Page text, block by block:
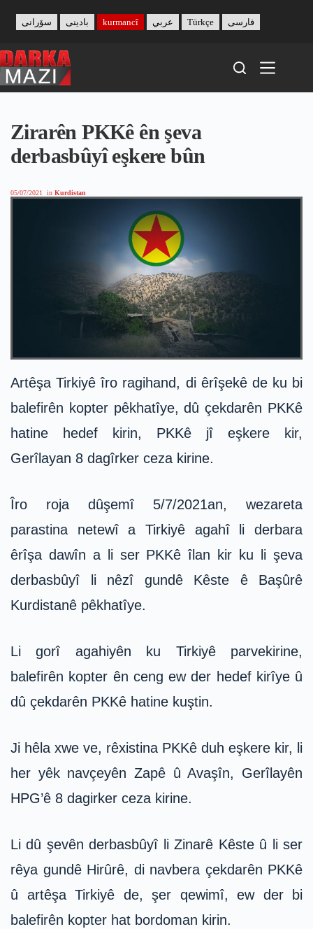
content
بادینی سۆرانی kurmancî عربي Türkçe فارسی
Zirarên PKKê ên şeva
derbasbûyî eşkere bûn
05/07/2021 in Kurdistan
Artêşa Tirkiyê îro ragihand, di êrîşekê de ku bi
balefirên kopter pêkhatîye, dû çekdarên PKKê
hatine hedef kirin, PKKê jî eşkere kir,
Gerîlayan 8 dagîrker ceza kirine.
Îro roja dûşemî 5/7/2021an, wezareta
parastina netewî a Tirkiyê agahî li derbara
êrîşa dawîn a li ser PKKê îlan kir ku li şeva
derbasbûyî li nêzî gundê Kêste ê Başûrê
Kurdistanê pêkhatîye.
Li gorî agahiyên ku Tirkiyê parvekirine,
balefirên kopter ên ceng ew der hedef kirîye û
dû çekdarên PKKê hatine kuştin.
Ji hêla xwe ve, rêxistina PKKê duh eşkere kir, li
her yêk navçeyên Zapê û Avaşîn, Gerîlayên
HPG’ê 8 dagirker ceza kirine.
Li dû şevên derbasbûyî li Zinarê Kêste û li ser
rêya gundê Hirûrê, di navbera çekdarên PKKê
û artêşa Tirkiyê de, şer qewimî, ew der bi
balefirên kopter hat bordoman kirin.